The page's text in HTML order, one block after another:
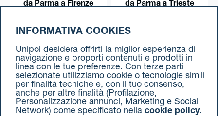
da Parma a Firenze da Parma a Trieste
INFORMATIVA COOKIES
Unipol desidera offrirti la miglior esperienza di
navigazione e proporti contenuti e prodotti in
linea con le tue preferenze. Con terze parti
selezionate utilizziamo cookie o tecnologie simili
per finalità tecniche e, con il tuo consenso,
anche per altre finalità (Profilazione,
Personalizzazione annunci, Marketing e Social
Network) come specificato nella cookie policy.